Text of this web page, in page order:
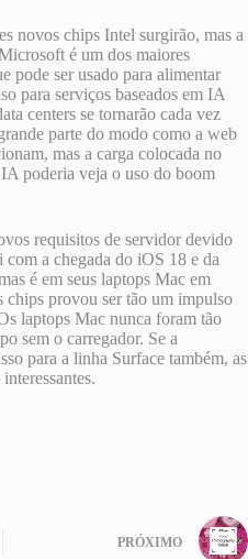
novos chips Intel surgirão, mas a
é um dos maiores
pode ser usado para alimentar
para serviços baseados em IA
centers se tornarão cada vez
parte do modo como a web
mas a carga colocada no
poderia veja o uso do boom
requisitos de servidor devido
a chegada do iOS 18 e da
é em seus laptops Mac em
chips provou ser tão um impulso
laptops Mac nunca foram tão
sem o carregador. Se a
para a linha Surface também, as
PRÓXIMO